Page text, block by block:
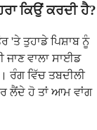
ਕਿਉਂ ਕਰਦੀ ਹੈ?
'ਤੇ ਤੁਹਾਡੇ ਪਿਸ਼ਾਬ ਨੂੰ
ਜਾਣ ਵਾਲਾ ਸਾਈਡ
ਰੰਗ ਵਿੱਚ ਤਬਦੀਲੀ
ਲੈਂਦੇ ਹੋ ਤਾਂ ਆਮ ਵਾਂਗ